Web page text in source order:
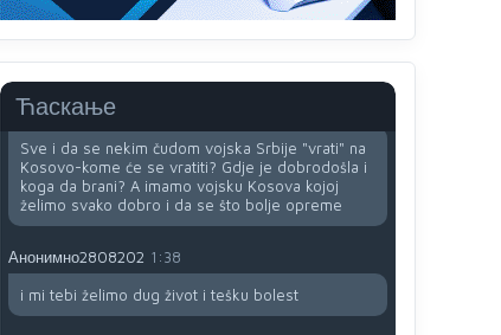
Ћаскање
državu jer genocidna tvorevina pravi smetnju a
recimo Srbija je davnopriznala.Nasvakom
proizvodu iz Srbije stoji -uvoznik za Kosovo
Анонимно2806721
Sve i da se nekim čudom vojska Srbije "vrati" na
Kosovo-kome će se vratiti? Gdje je dobrodošla i
koga da brani? A imamo vojsku Kosova kojoj
želimo svako dobro i da se što bolje opreme
Анонимно2808202 1:38
i mi tebi želimo dug život i tešku bolest